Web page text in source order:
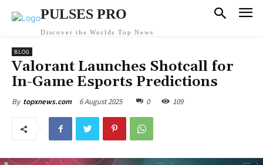
PULSES PRO
Discover the Worlds Top News
BLOG
Valorant Launches Shotcall for
In-Game Esports Predictions
By topxnews.com 6 August 2025 0 109